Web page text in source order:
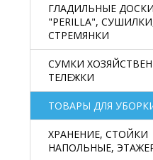
ГЛАДИЛЬНЫЕ ДОСКИ
"PERILLA",
СТРЕМЯНКИ
СУМКИ
ТЕЛЕЖКИ
ТОВАРЫ ДЛЯ
ХРАНЕНИЕ, СТОЙКИ
НАПОЛЬНЫЕ,